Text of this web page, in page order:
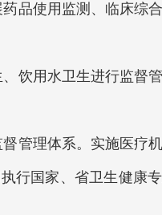
品使用监测、临床综
饮用水卫生进行监督
理体系。实施医疗机
行国家、省卫生健康